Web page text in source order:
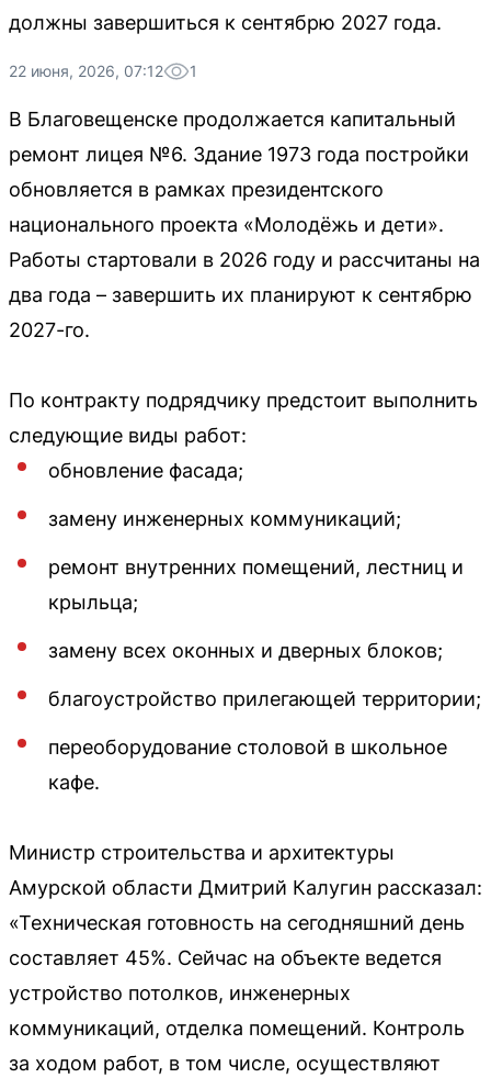
должны завершиться к сентябрю 2027 года.
22 июня, 2026, 07:12 1
В Благовещенске продолжается капитальный
ремонт лицея №6. Здание 1973 года постройки
обновляется в рамках президентского
национального проекта «Молодёжь и дети».
Работы стартовали в 2026 году и рассчитаны на
два года – завершить их планируют к сентябрю
2027-го.
По контракту подрядчику предстоит выполнить
следующие виды работ:
обновление фасада;
замену инженерных коммуникаций;
ремонт внутренних помещений, лестниц и
крыльца;
замену всех оконных и дверных блоков;
благоустройство прилегающей территории;
переоборудование столовой в школьное
кафе.
Министр строительства и архитектуры
Амурской области Дмитрий Калугин рассказал:
«Техническая готовность на сегодняшний день
составляет 45%. Сейчас на объекте ведется
устройство потолков, инженерных
коммуникаций, отделка помещений. Контроль
за ходом работ, в том числе, осуществляют